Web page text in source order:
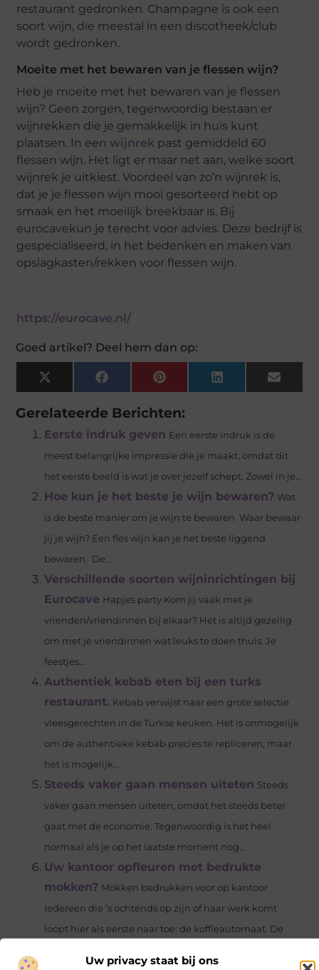
Uw privacy staat bij ons
restaurant gedronken. Champagne is ook een
soort wijn, die meestal in een discotheek/club
wordt gedronken.
Moeite met het bewaren van je flessen wijn?
Heb je moeite met het bewaren van je flessen
wijn? Geen zorgen, tegenwoordig bestaan er
wijnrekken die je gemakkelijk in huis kunt
plaatsen. In een wijnrek past gemiddeld 60
flessen wijn. Het ligt er maar net aan, welke soort
wijnrek je uitkiest. Voordeel van zo’n wijnrek is,
dat je je flessen wijn mooi gesorteerd hebt op
smaak en het moeilijk breekbaar is. Bij
eurocavekun je terecht voor advies. Deze bedrijf is
gespecialiseerd, in het bedenken en maken van
opslagkasten/rekken voor flessen wijn.
https://eurocave.nl/
Goed artikel? Deel hem dan op:
X
(Twitter)
FacebookPinterest LinkedIn Email
Gerelateerde Berichten:
Eerste indruk geven Een eerste indruk is de
meest belangrijke impressie die je maakt, omdat dit
het eerste beeld is wat je over jezelf schept. Zowel in je...
Hoe kun je het beste je wijn bewaren? Wat
is de beste manier om je wijn te bewaren Waar bewaar
jij je wijn? Een fles wijn kan je het beste liggend
bewaren. De...
Verschillende soorten wijninrichtingen bij
Eurocave Hapjes party Kom jij vaak met je
vrienden/vriendinnen bij elkaar? Het is altijd gezellig
om met je vriendinnen wat leuks te doen thuis. Je
feestjes...
Authentiek kebab eten bij een turks
restaurant. Kebab verwijst naar een grote selectie
vleesgerechten in de Turkse keuken. Het is onmogelijk
om de authentieke kebab precies te repliceren, maar
het is mogelijk...
Steeds vaker gaan mensen uiteten Steeds
vaker gaan mensen uiteten, omdat het steeds beter
gaat met de economie. Tegenwoordig is het heel
normaal als je op het laatste moment nog...
Uw kantoor opfleuren met bedrukte
mokken? Mokken bedrukken voor op kantoor
Iedereen die ’s ochtends op zijn of haar werk komt
loopt hier als eerste naar toe: de koffieautomaat. De